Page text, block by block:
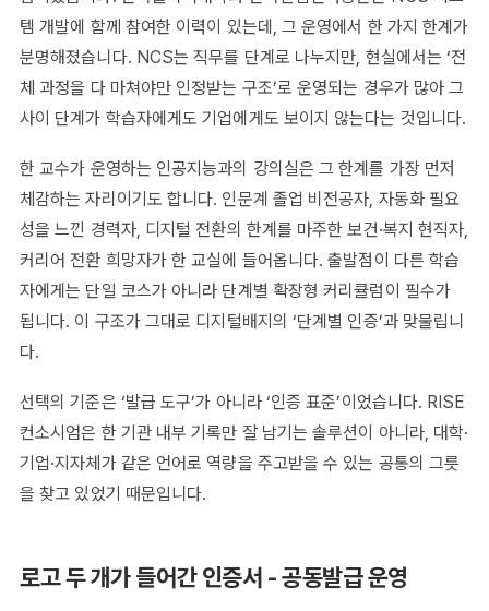
템 개발에 함께 참여한 이력이 있는데, 그 운영에서 한 가지 한계가
분명해졌습니다. NCS는 직무를 단계로 나누지만, 현실에서는 ‘전
체 과정을 다 마쳐야만 인정받는 구조’로 운영되는 경우가 많아 그
사이 단계가 학습자에게도 기업에게도 보이지 않는다는 것입니다.
한 교수가 운영하는 인공지능과의 강의실은 그 한계를 가장 먼저
체감하는 자리이기도 합니다. 인문계 졸업 비전공자, 자동화 필요
성을 느낀 경력자, 디지털 전환의 한계를 마주한 보건·복지 현직자,
커리어 전환 희망자가 한 교실에 들어옵니다. 출발점이 다른 학습
자에게는 단일 코스가 아니라 단계별 확장형 커리큘럼이 필수가
됩니다. 이 구조가 그대로 디지털배지의 ‘단계별 인증’과 맞물립니
다.
선택의 기준은 ‘발급 도구’가 아니라 ‘인증 표준’이었습니다. RISE
컨소시엄은 한 기관 내부 기록만 잘 남기는 솔루션이 아니라, 대학·
기업·지자체가 같은 언어로 역량을 주고받을 수 있는 공통의 그릇
을 찾고 있었기 때문입니다.
로고 두 개가 들어간 인증서 - 공동발급 운영